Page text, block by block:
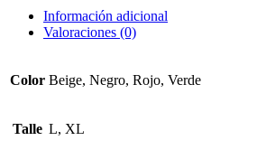
Información adicional
Valoraciones (0)
Color Beige, Negro, Rojo, Verde
Talle L, XL